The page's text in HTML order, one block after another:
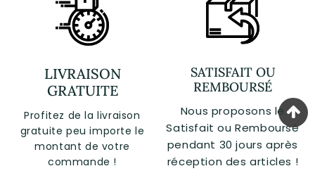
LIVRAISON
GRATUITE
Profitez de la livraison
gratuite peu importe le
montant de votre
commande !
SATISFAIT OU
REMBOURSÉ
Nous proposons le
Satisfait ou Remboursé
pendant 30 jours après
réception des articles !